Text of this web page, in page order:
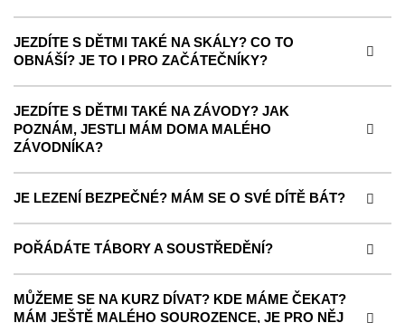
JEZDÍTE S DĚTMI TAKÉ NA SKÁLY? CO TO
OBNÁŠÍ? JE TO I PRO ZAČÁTEČNÍKY?
JEZDÍTE S DĚTMI TAKÉ NA ZÁVODY? JAK
POZNÁM, JESTLI MÁM DOMA MALÉHO
ZÁVODNÍKA?
JE LEZENÍ BEZPEČNÉ? MÁM SE O SVÉ DÍTĚ BÁT?
POŘÁDÁTE TÁBORY A SOUSTŘEDĚNÍ?
MŮŽEME SE NA KURZ DÍVAT? KDE MÁME ČEKAT?
MÁM JEŠTĚ MALÉHO SOUROZENCE, JE PRO NĚJ